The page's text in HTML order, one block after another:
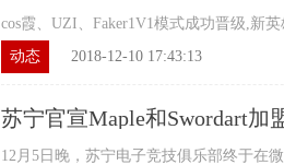
cos霞、UZI、Faker1V1模式成功晋级,新
动态
2018-12-10 17:43:13
苏宁官宣Maple和Swordart加
12月5日晚，苏宁电子竞技俱乐部终于在